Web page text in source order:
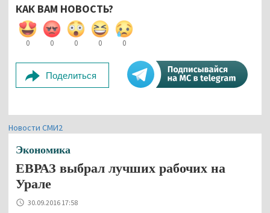
КАК ВАМ НОВОСТЬ?
0 0 0 0 0
Поделиться
Новости СМИ2
Экономика
ЕВРАЗ выбрал лучших рабочих на
Урале
30.09.2016 17:58